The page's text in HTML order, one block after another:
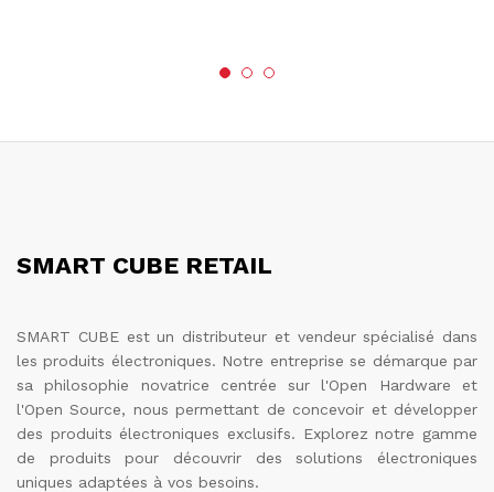
SMART CUBE RETAIL
SMART CUBE est un distributeur et vendeur spécialisé dans
les produits électroniques. Notre entreprise se démarque par
sa philosophie novatrice centrée sur l'Open Hardware et
l'Open Source, nous permettant de concevoir et développer
des produits électroniques exclusifs. Explorez notre gamme
de produits pour découvrir des solutions électroniques
uniques adaptées à vos besoins.